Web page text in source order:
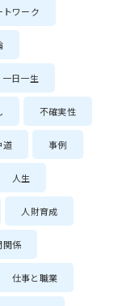
トワーク
一日一生
不確実性
道 事例
人生
人財育成
関係
仕事と職業